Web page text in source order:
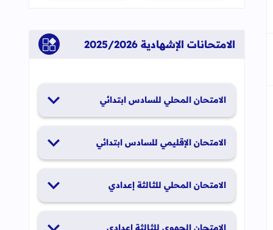
الامتحانات الإشهادية 2025/2026
الامتحان المحلي للسادس ابتدائي
الامتحان الإقليمي للسادس ابتدائي
الامتحان المحلي للثالثة إعدادي
الامتحان الجهوي للثالثة إعدادي